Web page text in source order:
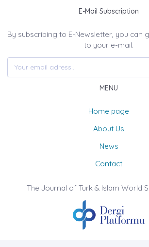
E-Mail Subscription
By subscribing to E-Newsletter, you can
to your e-mail.
MENU
Home page
About Us
News
Contact
The Journal of Turk & Islam World